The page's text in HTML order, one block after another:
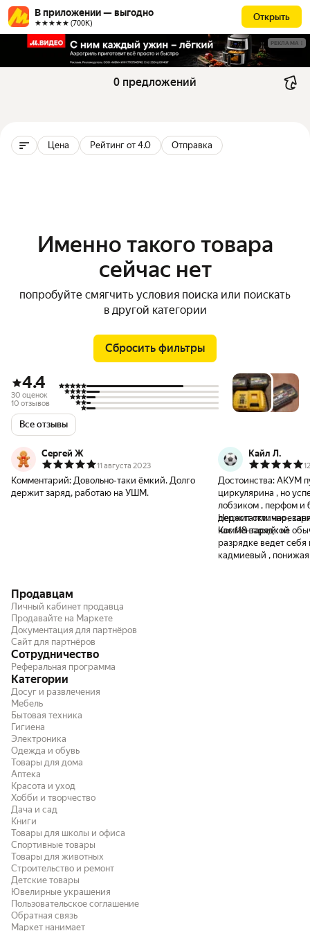
В приложении — выгодно
★★★★★ (700К)
Открыть
РЕКЛАМА
0 предложений
Цена Рейтинг от 4.0 Отправка
Именно такого товара
сейчас нет
попробуйте смягчить условия поиска или поискать
в другой категории
Сбросить фильтры
4.4
30 оценок
10 отзывов
Все отзывы
Сергей Ж
11 августа 2023
Комментарий: Довольно-таки ëмкий. Долго
держит заряд, работаю на УШМ.
Кайл Л.
Достоинства: АКУМ
циркулярина , но
лобзиком , перфом и
держит отлично ,
час 118 зарядкой
Недостатки:
Комментарий: не
разрядке ведет себя как никель-
кадмиевый , понижая мощность и
Продавцам
Личный кабинет продавца
Продавайте на Маркете
Документация для партнёров
Сайт для партнёров
Сотрудничество
Реферальная программа
Категории
Досуг и развлечения
Мебель
Бытовая техника
Гигиена
Электроника
Одежда и обувь
Товары для дома
Аптека
Красота и уход
Хобби и творчество
Дача и сад
Книги
Товары для школы и офиса
Спортивные товары
Товары для животных
Строительство и ремонт
Детские товары
Ювелирные украшения
Пользовательское соглашение
Обратная связь
Маркет нанимает